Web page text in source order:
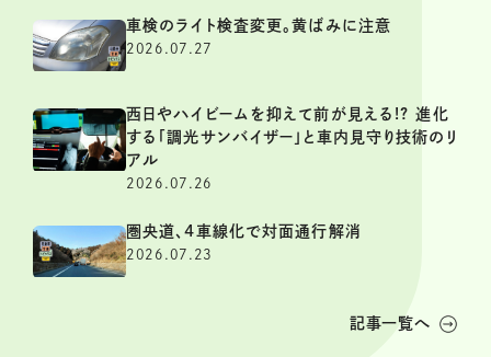
車検のライト検査変更。黄ばみに注意
2026.07.27
西日やハイビームを抑えて前が見える!? 進化
する「調光サンバイザー」と車内見守り技術のリ
アル
2026.07.26
圏央道、4車線化で対面通行解消
2026.07.23
記事一覧へ